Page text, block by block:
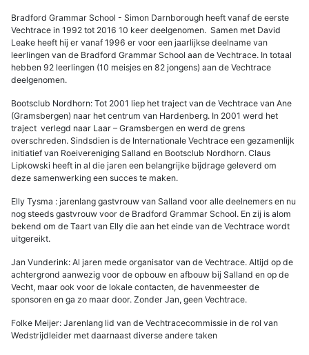
Bradford Grammar School - Simon Darnborough heeft vanaf de eerste
Vechtrace in 1992 tot 2016 10 keer deelgenomen. Samen met David
Leake heeft hij er vanaf 1996 er voor een jaarlijkse deelname van
leerlingen van de Bradford Grammar School aan de Vechtrace. In totaal
hebben 92 leerlingen (10 meisjes en 82 jongens) aan de Vechtrace
deelgenomen.
Bootsclub Nordhorn: Tot 2001 liep het traject van de Vechtrace van Ane
(Gramsbergen) naar het centrum van Hardenberg. In 2001 werd het
traject verlegd naar Laar – Gramsbergen en werd de grens
overschreden. Sindsdien is de Internationale Vechtrace een gezamenlijk
initiatief van Roeivereniging Salland en Bootsclub Nordhorn. Claus
Lipkowski heeft in al die jaren een belangrijke bijdrage geleverd om
deze samenwerking een succes te maken.
Elly Tysma : jarenlang gastvrouw van Salland voor alle deelnemers en nu
nog steeds gastvrouw voor de Bradford Grammar School. En zij is alom
bekend om de Taart van Elly die aan het einde van de Vechtrace wordt
uitgereikt.
Jan Vunderink: Al jaren mede organisator van de Vechtrace. Altijd op de
achtergrond aanwezig voor de opbouw en afbouw bij Salland en op de
Vecht, maar ook voor de lokale contacten, de havenmeester de
sponsoren en ga zo maar door. Zonder Jan, geen Vechtrace.
Folke Meijer: Jarenlang lid van de Vechtracecommissie in de rol van
Wedstrijdleider met daarnaast diverse andere taken